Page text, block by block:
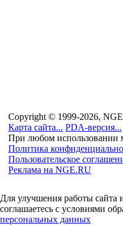
Copyright © 1999-2026,
Карта сайта... PDA-версия...
При любом использовании
Политика
Пользовательское
Реклама на NGE.RU
Для улучшения работы сайта
соглашаетесь с условиями
персональных данных